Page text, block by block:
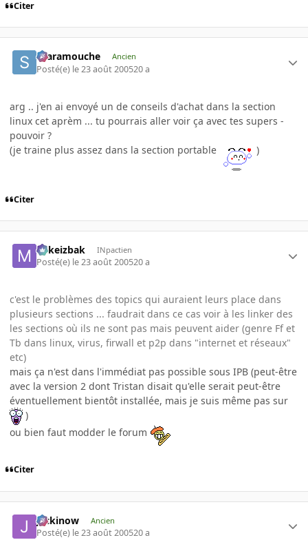
Citer
Scaramouche Ancien
Posté(e) le 23 août 200520 a
arg .. j'en ai envoyé un de conseils d'achat dans la section
linux cet aprèm ... tu pourrais aller voir ça avec tes supers -
pouvoir ?
(je traine plus assez dans la section portable
)
Citer
Mikeizbak INpactien
Posté(e) le 23 août 200520 a
c'est le problèmes des topics qui auraient leurs place dans
plusieurs sections ... faudrait dans ce cas voir à les linker des
les sections où ils ne sont pas mais peuvent aider (genre Ff et
Tb dans linux, virus, firwall et p2p dans "internet et réseaux"
etc)
mais ça n'est dans l'immédiat pas possible sous IPB (peut-être
avec la version 2 dont Tristan disait qu'elle serait peut-être
éventuellement bientôt installée, mais je suis même pas sur
)
ou bien faut modder le forum
Citer
jackinow Ancien
Posté(e) le 23 août 200520 a